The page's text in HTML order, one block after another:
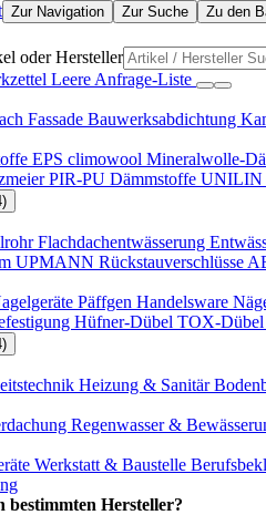
Zur Navigation Zur Suche
Zu den
oder Hersteller
Leere Anfrage-Liste
Fassade Bauwerksabdichtung
EPS climowool Mineralwolle-
PIR-PU Dämmstoffe UNILIN
Flachdachentwässerung
UPMANN Rückstauverschlüsse
Päffgen Handelsware
Hüfner-Dübel TOX-Dübel
Heizung & Sanitär
Regenwasser &
Werkstatt & Baustelle
bestimmten Hersteller?